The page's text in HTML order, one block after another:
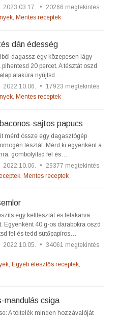
2023.03.17. •
20266 megtekintés
, Mentes receptek
dán édesség
dagassz egy közepesen lágy
20 percet. A tésztát oszd
alakúra nyújtsd…
2022.10.06. • 17923 megtekintés
, Mentes receptek
sajtos papucs
mérd össze egy dagasztógép
tésztát. Mérd ki egyenként a
gömbölyítsd fel és…
2022.10.06. •
29377 megtekintés
, Mentes receptek
egy kelttésztát és letakarva
Egyenként 40 g-os darabokra oszd
fel és tedd sütőpapíros…
2022.10.05. • 34061 megtekintés
, Egyéb élesztős receptek,
mandulás csiga
A töltelék minden hozzávalóját